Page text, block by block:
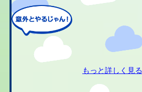
もっと詳しく見る